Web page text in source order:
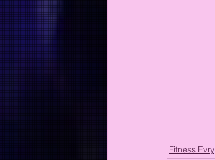
Fitness Evry